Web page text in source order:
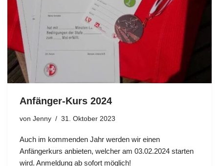
Anfänger-Kurs 2024
von Jenny 31. Oktober 2023
Auch im kommenden Jahr werden wir einen
Anfängerkurs anbieten, welcher am 03.02.2024 starten
wird. Anmeldung ab sofort möglich!